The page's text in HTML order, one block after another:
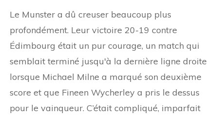
Le Munster a dû creuser beaucoup plus
profondément. Leur victoire 20-19 contre
Édimbourg était un pur courage, un match qui
semblait terminé jusqu'à la dernière ligne droite
lorsque Michael Milne a marqué son deuxième
score et que Fineen Wycherley a pris le dessus
pour le vainqueur. C’était compliqué, imparfait